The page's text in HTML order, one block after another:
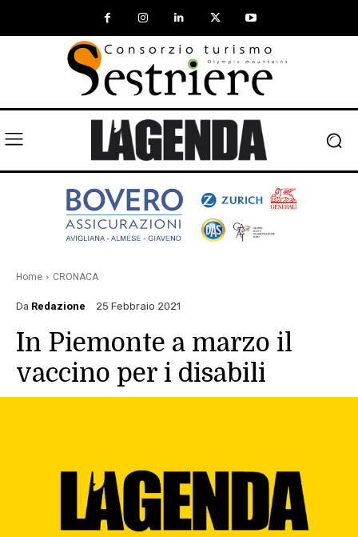
Home CRONACA
Da Redazione 25 Febbraio 2021
In Piemonte a marzo il
vaccino per i disabili